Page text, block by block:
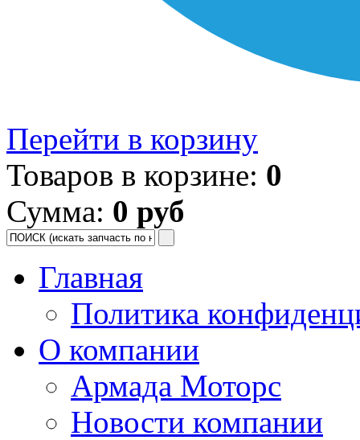
Перейти в корзину
Товаров в корзине: 0
Сумма: 0 руб
Главная
Политика
О компании
Армада Моторс
Новости компании